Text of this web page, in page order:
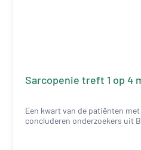
Sarcopenie treft 1 op 4
Een kwart van de patiënten
concluderen onderzoekers uit